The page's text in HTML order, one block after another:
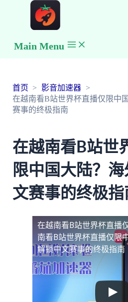
Main Menu
首页
影音加速器
在越南看B站世界杯直播仅限中
赛事的终极指南
在越南看B站世
限中国大陆？
文赛事的终极指
在越南看B站世界杯直播
南看B站世界杯直播仅限
解锁中文赛事的终极指南